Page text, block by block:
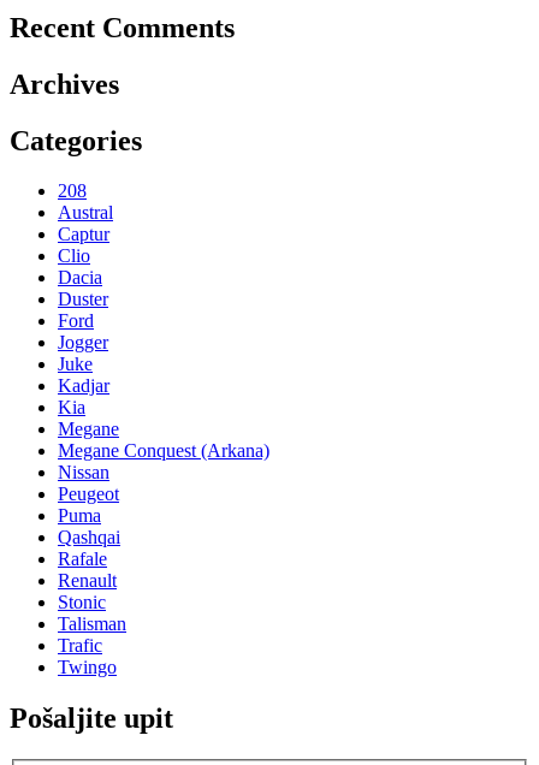
Recent Comments
Archives
Categories
208
Austral
Captur
Clio
Dacia
Duster
Ford
Jogger
Juke
Kadjar
Kia
Megane
Megane Conquest (Arkana)
Nissan
Peugeot
Puma
Qashqai
Rafale
Renault
Stonic
Talisman
Trafic
Twingo
Pošaljite upit